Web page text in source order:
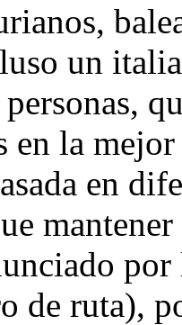
un
en la
en
de ruta),